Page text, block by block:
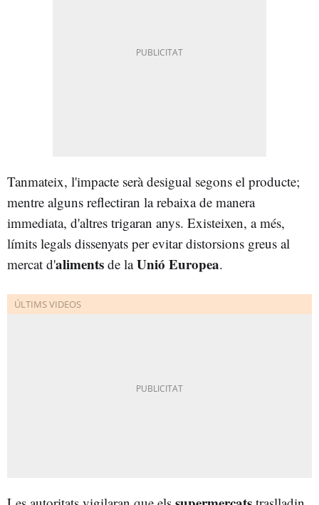
Tanmateix, l'impacte serà desigual segons el producte;
mentre alguns reflectiran la rebaixa de manera
immediata, d'altres trigaran anys. Existeixen, a més,
límits legals dissenyats per evitar distorsions greus al
mercat d'aliments de laUnió Europea.